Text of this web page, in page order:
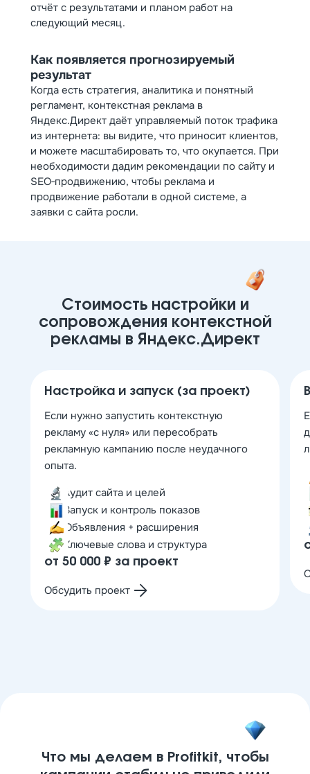
отчёт с результатами и планом работ на
следующий месяц.
Как появляется прогнозируемый
результат
Когда есть стратегия, аналитика и понятный
регламент, контекстная реклама в
Яндекс.Директ даёт управляемый поток трафика
из интернета: вы видите, что приносит клиентов,
и можете масштабировать то, что окупается. При
необходимости дадим рекомендации по сайту и
SEO‑продвижению, чтобы реклама и
продвижение работали в одной системе, а
заявки с сайта росли.
Стоимость настройки и
сопровождения контекстной
рекламы в Яндекс.Директ
Настройка и запуск (за проект)
Если нужно запустить контекстную
рекламу «с нуля» или пересобрать
рекламную кампанию после неудачного
опыта.
Аудит сайта и целей
Запуск и контроль показов
Объявления + расширения
Ключевые слова и структура
от 50 000 ₽ за проект
Обсудить проект
Что мы делаем в Profitkit, чтобы